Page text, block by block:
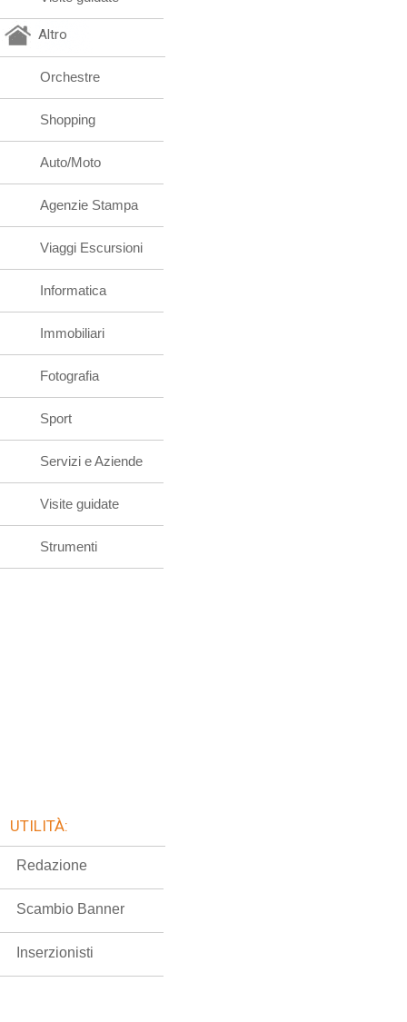
Altro
Orchestre
Shopping
Auto/Moto
Agenzie Stampa
Viaggi Escursioni
Informatica
Immobiliari
Fotografia
Sport
Servizi e Aziende
Visite guidate
Strumenti
UTILITÀ:
Redazione
Scambio Banner
Inserzionisti